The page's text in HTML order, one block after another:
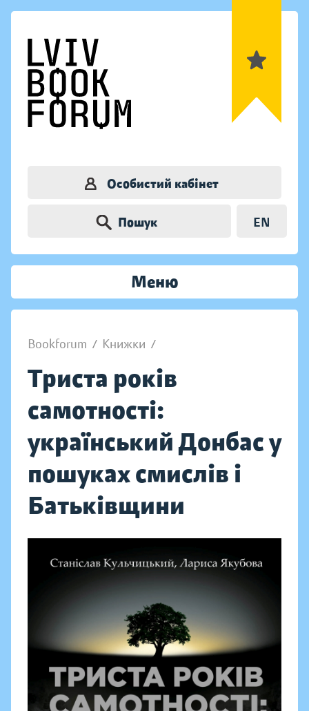
Особистий кабінет
Пошук EN
Меню
Bookforum / Книжки /
Триста років
самотності:
український Донбас у
пошуках смислів і
Батьківщини